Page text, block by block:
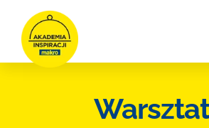
Przejdź
zawartości